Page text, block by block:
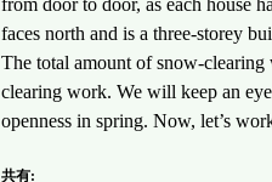
faces north and is a three-storey
The total amount of snow-
clearing work. We will keep an
openness in spring. Now, let’s
共有: